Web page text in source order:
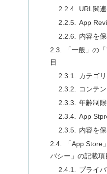
URL関
App
内容を
「一般」の
目
カテゴリ
コンテ
年齢制
App
内容を
「App Store
バシー」の記載項
プライ